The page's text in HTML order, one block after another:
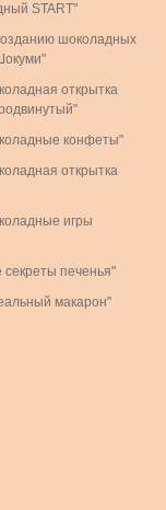
START"
шоколадных
открытка
конфеты"
открытка
игры
секреты печенья"
макарон"